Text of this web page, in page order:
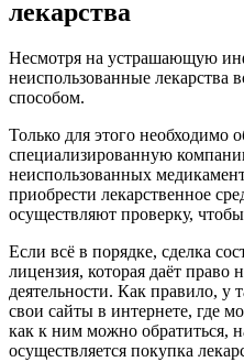
лекарства
Несмотря на устрашающую
неиспользованные лекарства
способом.
Только для этого необходимо
специализированную
неиспользованных
приобрести лекарственное
осуществляют проверку,
Если всё в порядке, сделка
лицензия, которая даёт
деятельности. Как правило, у
свои сайты в интернете, где
как к ним можно обратиться,
осуществляется покупка